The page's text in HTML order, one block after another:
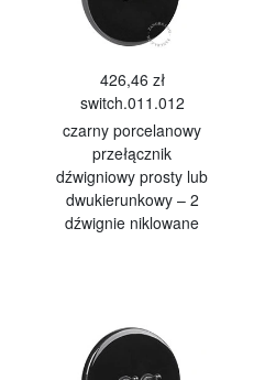
426,46 zł
switch.011.012
czarny porcelanowy
przełącznik
dźwigniowy prosty lub
dwukierunkowy – 2
dźwignie niklowane